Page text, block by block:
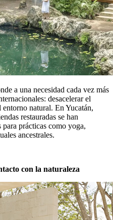
a una necesidad cada vez más
desacelerar el
natural. En Yucatán,
restauradas se han
para prácticas como yoga,
ancestrales.
con la naturaleza